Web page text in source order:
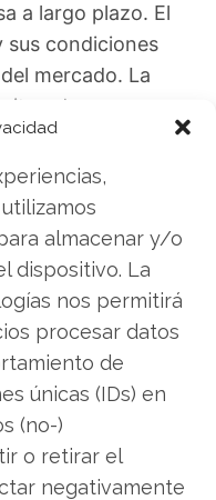
almacenar y/o
dispositivo. La
nos permitirá
procesar datos
de
únicas (IDs) en
(no-)
o retirar el
negativamente
a largo plazo. El
sus condiciones
mercado. La
de sus objetivos
2025-26.
El nuevo Análisis
la respuesta:
son
requerida para
la pena
En el Análisis
descubrirá